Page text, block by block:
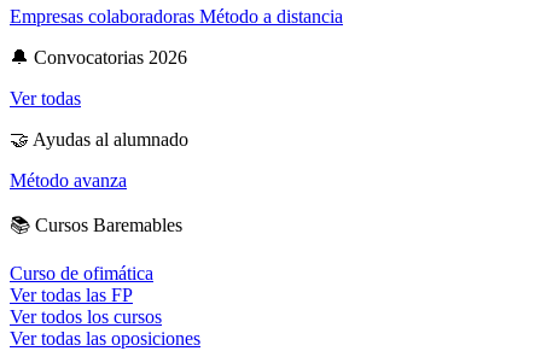
Empresas colaboradoras Método a distancia
🔔 Convocatorias 2026
Ver todas
🤝 Ayudas al alumnado
Método avanza
📚 Cursos Baremables
Curso de ofimática
Ver todas las FP
Ver todos los cursos
Ver todas las oposiciones